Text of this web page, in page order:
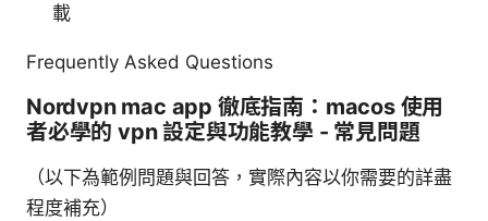
載
Frequently Asked Questions
Nordvpn mac app 徹底指南：macos 使用
者必學的 vpn 設定與功能教學 - 常見問題
（以下為範例問題與回答，實際內容以你需要的詳盡
程度補充）